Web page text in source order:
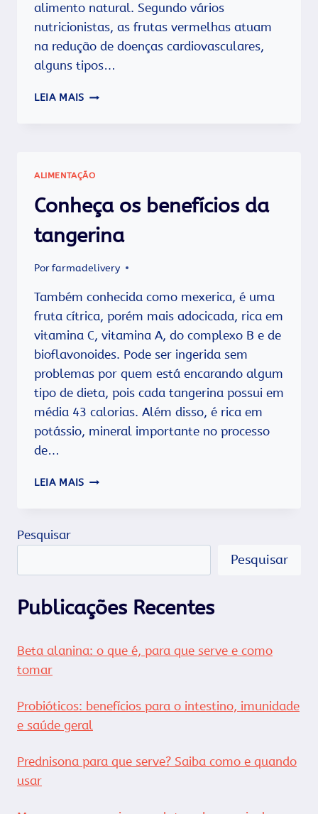
alimento natural. Segundo vários
nutricionistas, as frutas vermelhas atuam
na redução de doenças cardiovasculares,
alguns tipos…
LEIA MAIS FRUTAS
ALIMENTAÇÃO
Conheça os benefícios da
tangerina
Porfarmadelivery
Também conhecida como mexerica, é uma
fruta cítrica, porém mais adocicada, rica em
vitamina C, vitamina A, do complexo B e de
bioflavonoides. Pode ser ingerida sem
problemas por quem está encarando algum
tipo de dieta, pois cada tangerina possui em
média 43 calorias. Além disso, é rica em
potássio, mineral importante no processo
de…
LEIA MAIS CONHEÇA
Pesquisar
Pesquisar
Publicações Recentes
Beta alanina: o que é, para que serve e como
tomar
Probióticos: benefícios para o intestino, imunidade
e saúde geral
Prednisona para que serve? Saiba como e quando
usar